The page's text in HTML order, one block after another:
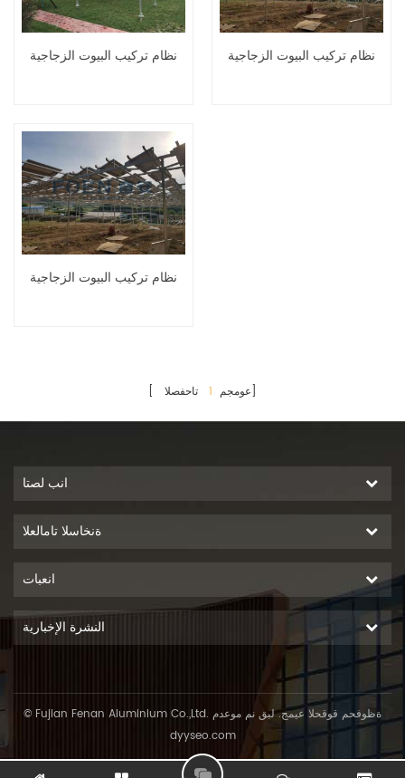
نظام تركيب البيوت الزجاجية نظام تركيب البيوت الزجاجية
نظام تركيب البيوت الزجاجية
[ عومجم 1
انب لصتا
ةنخاسلا تامالعلا
انعبات
النشرة الإخبارية
© Fujian Fenan Aluminium Co.,Ltd. ةظوفحم قوقحلا عيمج. لبق نم موعدم
dyyseo.com